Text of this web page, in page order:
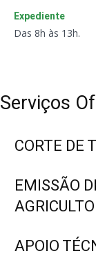
Expediente
Das 8h às 13h.
Serviços
CORTE DE
EMISSÃO
APOIO